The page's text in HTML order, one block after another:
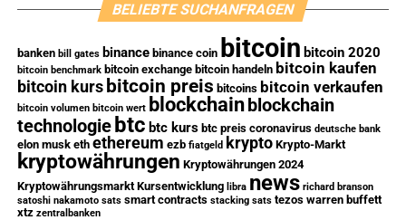
BELIEBTE SUCHANFRAGEN
banken bill gates binance binance coin bitcoin bitcoin 2020
bitcoin benchmark bitcoin exchange bitcoin handeln bitcoin kaufen
bitcoin kurs bitcoin preis bitcoins bitcoin verkaufen
bitcoin volumen bitcoin wert blockchain blockchain
technologie btc btc kurs btc preis coronavirus deutsche bank
elon musk eth ethereum ezb fiatgeld krypto Krypto-Markt
kryptowährungen Kryptowährungen 2024
Kryptowährungsmarkt Kursentwicklung libra news richard branson
satoshi nakamoto sats smart contracts stacking sats tezos warren buffett
xtz zentralbanken